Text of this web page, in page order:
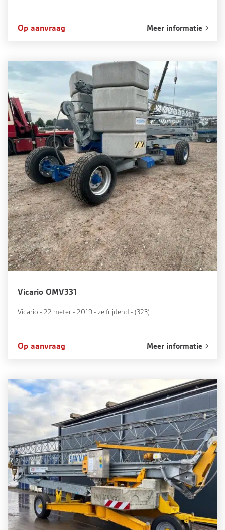
Op aanvraag Meer informatie
Vicario OMV331
Vicario - 22 meter - 2019 - zelfrijdend - (323)
Op aanvraag Meer informatie